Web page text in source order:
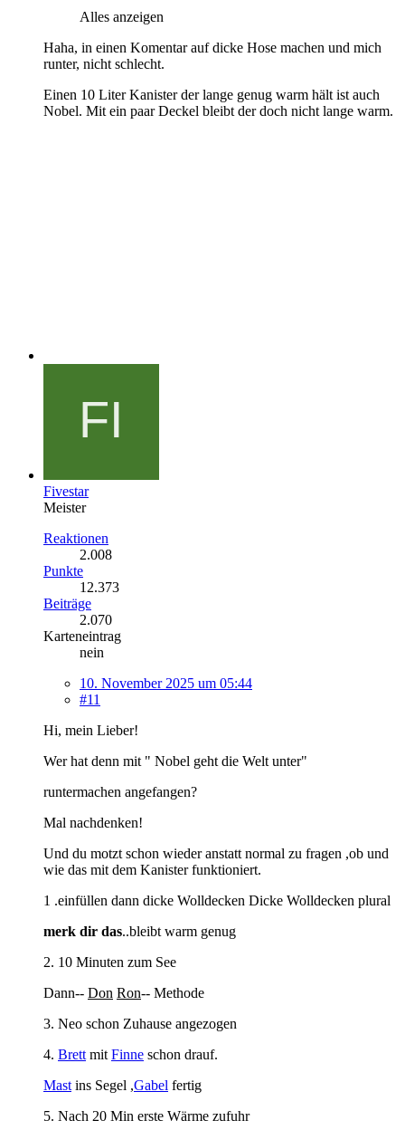
Alles anzeigen
Haha, in einen Komentar auf dicke Hose machen und mich
runter, nicht schlecht.
Einen 10 Liter Kanister der lange genug warm hält ist auch
Nobel. Mit ein paar Deckel bleibt der doch nicht lange warm.
Fivestar
Meister
Reaktionen
2.008
Punkte
12.373
Beiträge
2.070
Karteneintrag
nein
10. November 2025 um 05:44
#11
Hi, mein Lieber!
Wer hat denn mit " Nobel geht die Welt unter"
runtermachen angefangen?
Mal nachdenken!
Und du motzt schon wieder anstatt normal zu fragen ,ob und
wie das mit dem Kanister funktioniert.
1 .einfüllen dann dicke Wolldecken Dicke Wolldecken plural
merk dir das..bleibt warm genug
2. 10 Minuten zum See
Dann-- Don Ron-- Methode
3. Neo schon Zuhause angezogen
4. Brett mit Finne schon drauf.
Mast ins Segel ,Gabel fertig
5. Nach 20 Min erste Wärme zufuhr